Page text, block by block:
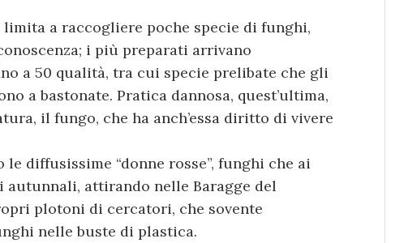
a raccogliere poche specie di funghi,
i più preparati arrivano
a 50 qualità, tra cui specie prelibate che gli
a bastonate. Pratica dannosa, quest’ultima,
il fungo, che ha anch’essa diritto di vivere
diffusissime “donne rosse”, funghi che ai
attirando nelle Baragge del
plotoni di cercatori, che sovente
nelle buste di plastica.